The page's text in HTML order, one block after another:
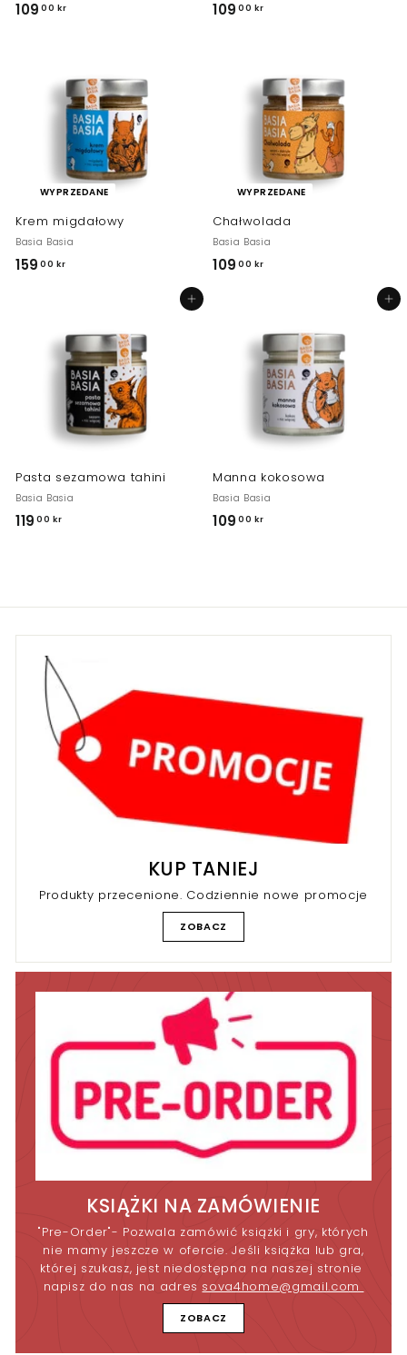
109 00 kr
,
0
0
k
r
109 00 kr
,
0
0
k
r
WYPRZEDANE
Krem migdałowy
Basia Basia
159 00 kr
,
0
0
k
r
WYPRZEDANE
Chałwolada
Basia Basia
109 00 kr
,
0
0
k
r
Dodaj do koszyka
Pasta sezamowa tahini
Basia Basia
119 00 kr
0
Dodaj do koszyka
Manna kokosowa
Basia Basia
109 00 kr
0
KUP TANIEJ
Produkty przecenione. Codziennie nowe promocje
ZOBACZ
KSIĄŻKI NA ZAMÓWIENIE
"Pre-Order"- Pozwala zamówić książki i gry, których
nie mamy jeszcze w ofercie. Jeśli książka lub gra,
której szukasz, jest niedostępna na naszej stronie
napisz do nas na adres sova4home@gmail.com
ZOBACZ